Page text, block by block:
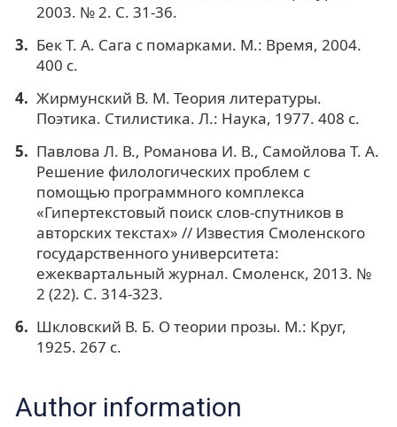
2003. № 2. С. 31-36.
Бек Т. А. Сага с помарками. М.: Время, 2004.
400 с.
Жирмунский В. М. Теория литературы.
Поэтика. Стилистика. Л.: Наука, 1977. 408 с.
Павлова Л. В., Романова И. В., Самойлова Т. А.
Решение филологических проблем с
помощью программного комплекса
«Гипертекстовый поиск слов-спутников в
авторских текстах» // Известия Смоленского
государственного университета:
ежеквартальный журнал. Смоленск, 2013. №
2 (22). С. 314-323.
Шкловский В. Б. О теории прозы. М.: Круг,
1925. 267 с.
Author information